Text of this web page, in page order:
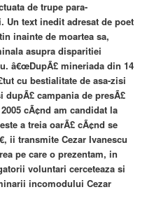
de trupe para-
Un text inedit adresat de poet
inainte de moartea sa,
asupra disparitiei
â€œDupÃ£ mineriada din 14
cu bestialitate de asa-zisi
campania de presÃ£
cÃ¢nd am candidat la
a treia oarÃ£ cÃ¢nd se
ii transmite Cezar Ivanescu
pe care o prezentam, in
voluntari cerceteaza si
incomodului Cezar